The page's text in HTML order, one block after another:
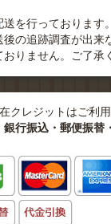
を行っております。
の追跡調査が出来
りません。ご了承
クレジットはご利用
銀行振込・郵便振替